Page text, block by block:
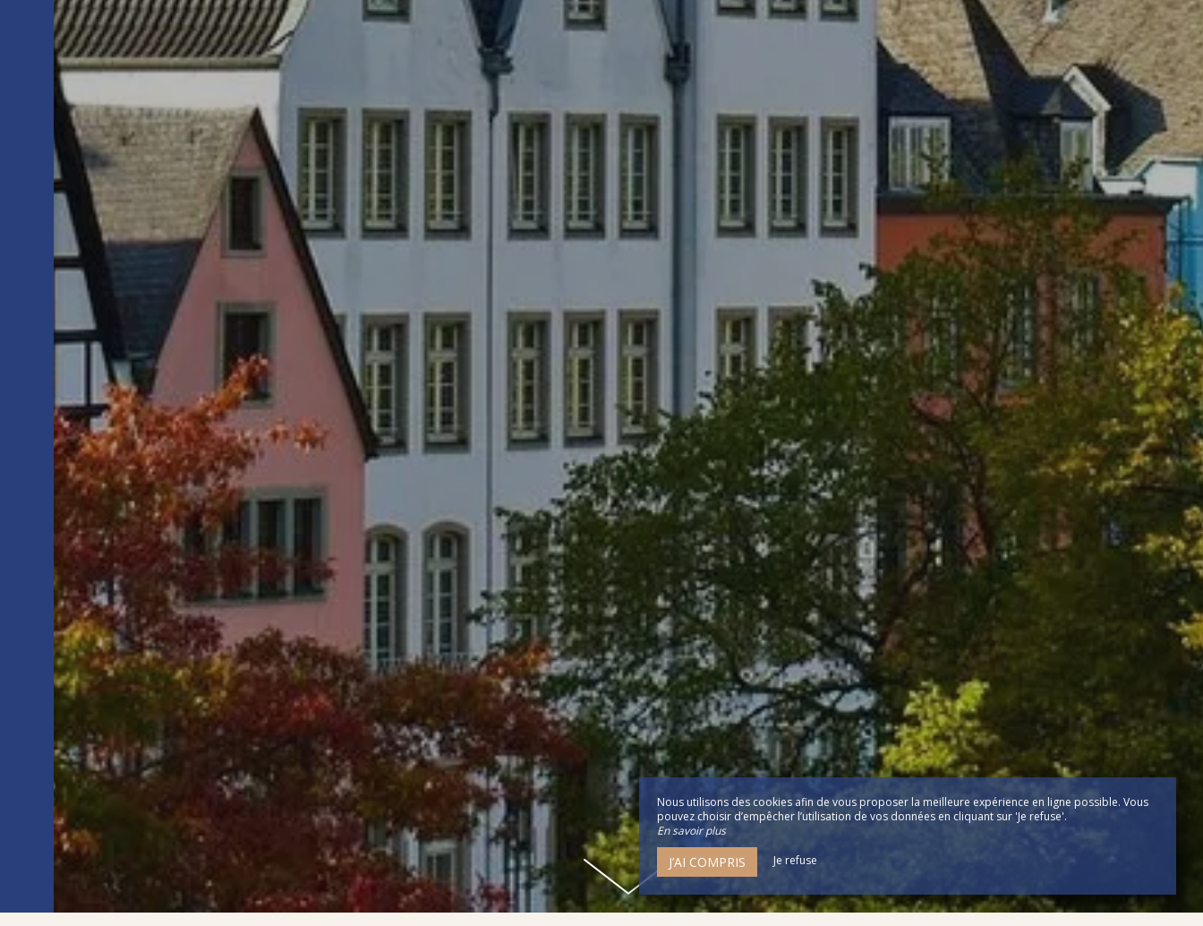
Nous utilisons des cookies afin de vous proposer la meilleure expérience en ligne possible. Vous
pouvez choisir d’empêcher l’utilisation de vos données en cliquant sur 'Je refuse'.
En savoir plus
J’AI COMPRIS Je refuse